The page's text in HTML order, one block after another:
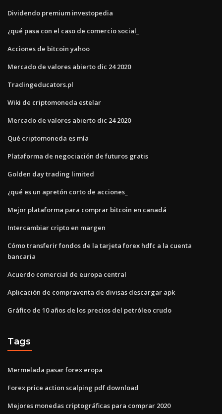
Dividendo premium investopedia
¿qué pasa con el caso de comercio social_
Acciones de bitcoin yahoo
Mercado de valores abierto dic 24 2020
Tradingeducators.pl
Wiki de criptomoneda estelar
Mercado de valores abierto dic 24 2020
Qué criptomoneda es mía
Plataforma de negociación de futuros gratis
Golden day trading limited
¿qué es un apretón corto de acciones_
Mejor plataforma para comprar bitcoin en canadá
Intercambiar cripto en margen
Cómo transferir fondos de la tarjeta forex hdfc a la cuenta
bancaria
Acuerdo comercial de europa central
Aplicación de compraventa de divisas descargar apk
Gráfico de 10 años de los precios del petróleo crudo
Tags
Mermelada pasar forex eropa
Forex price action scalping pdf download
Mejores monedas criptográficas para comprar 2020